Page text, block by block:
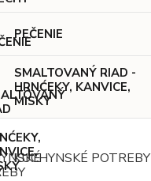
PEČENIE
SMALTOVANÝ RIAD -
HRNĆEKY, KANVICE,
MISKY
KUCHYNSKÉ POTREBY